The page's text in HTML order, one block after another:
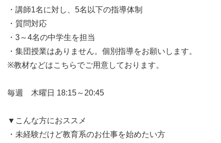
・講師1名に対し、5名以下の指導体制
・質問対応
・3～4名の中学生を担当
・集団授業はありません。個別指導をお願いします。
※教材などはこちらでご用意しております。
毎週 木曜日 18:15～20:45
▼こんな方におススメ
・未経験だけど教育系のお仕事を始めたい方